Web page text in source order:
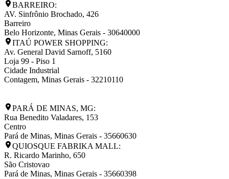
BARREIRO:
AV. Sinfrônio Brochado, 426
Barreiro
Belo Horizonte, Minas Gerais - 30640000
ITAÚ POWER SHOPPING:
Av. General David Sarnoff, 5160
Loja 99 - Piso 1
Cidade Industrial
Contagem, Minas Gerais - 32210110
PARÁ DE MINAS, MG:
Rua Benedito Valadares, 153
Centro
Pará de Minas, Minas Gerais - 35660630
QUIOSQUE FABRIKA MALL:
R. Ricardo Marinho, 650
São Cristovao
Pará de Minas, Minas Gerais - 35660398